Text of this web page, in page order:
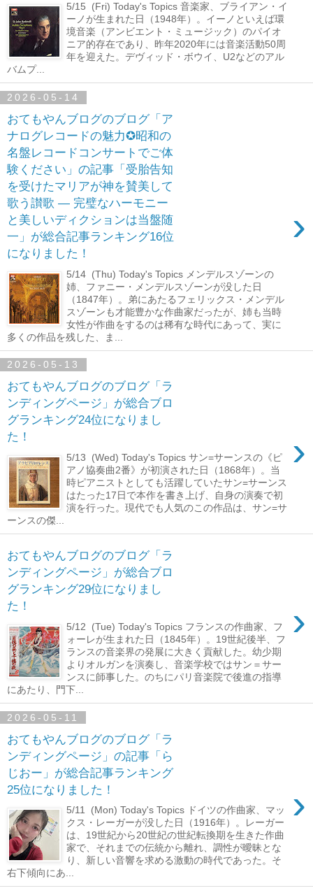
5/15 (Fri) Today's Topics 音楽家、ブライアン・イ
ーノが生まれた日（1948年）。イーノといえば環
境音楽（アンビエント・ミュージック）のパイオ
ニア的存在であり、昨年2020年には音楽活動50周
年を迎えた。デヴィッド・ボウイ、U2などのアル
バムプ...
2026-05-14
おてもやんブログのブログ「ア
ナログレコードの魅力✪昭和の
名盤レコードコンサートでご体
験ください」の記事「受胎告知
を受けたマリアが神を賛美して
歌う讃歌 ― 完璧なハーモニー
と美しいディクションは当盤随
一」が総合記事ランキング16位
になりました！
›
5/14 (Thu) Today's Topics メンデルスゾーンの
姉、ファニー・メンデルスゾーンが没した日
（1847年）。弟にあたるフェリックス・メンデル
スゾーンも才能豊かな作曲家だったが、姉も当時
女性が作曲をするのは稀有な時代にあって、実に
多くの作品を残した、ま...
2026-05-13
おてもやんブログのブログ「ラ
ンディングページ」が総合ブロ
グランキング24位になりまし
た！
›
5/13 (Wed) Today's Topics サン=サーンスの《ピ
アノ協奏曲2番》が初演された日（1868年）。当
時ピアニストとしても活躍していたサン=サーンス
はたった17日で本作を書き上げ、自身の演奏で初
演を行った。現代でも人気のこの作品は、サン=サ
ーンスの傑...
おてもやんブログのブログ「ラ
ンディングページ」が総合ブロ
グランキング29位になりまし
た！
›
5/12 (Tue) Today's Topics フランスの作曲家、フ
ォーレが生まれた日（1845年）。19世紀後半、フ
ランスの音楽界の発展に大きく貢献した。幼少期
よりオルガンを演奏し、音楽学校ではサン＝サー
ンスに師事した。のちにパリ音楽院で後進の指導
にあたり、門下...
2026-05-11
おてもやんブログのブログ「ラ
ンディングページ」の記事「ら
じおー」が総合記事ランキング
25位になりました！
›
5/11 (Mon) Today's Topics ドイツの作曲家、マッ
クス・レーガーが没した日（1916年）。レーガー
は、19世紀から20世紀の世紀転換期を生きた作曲
家で、それまでの伝統から離れ、調性が曖昧とな
り、新しい音響を求める激動の時代であった。そ
右下傾向にあ...